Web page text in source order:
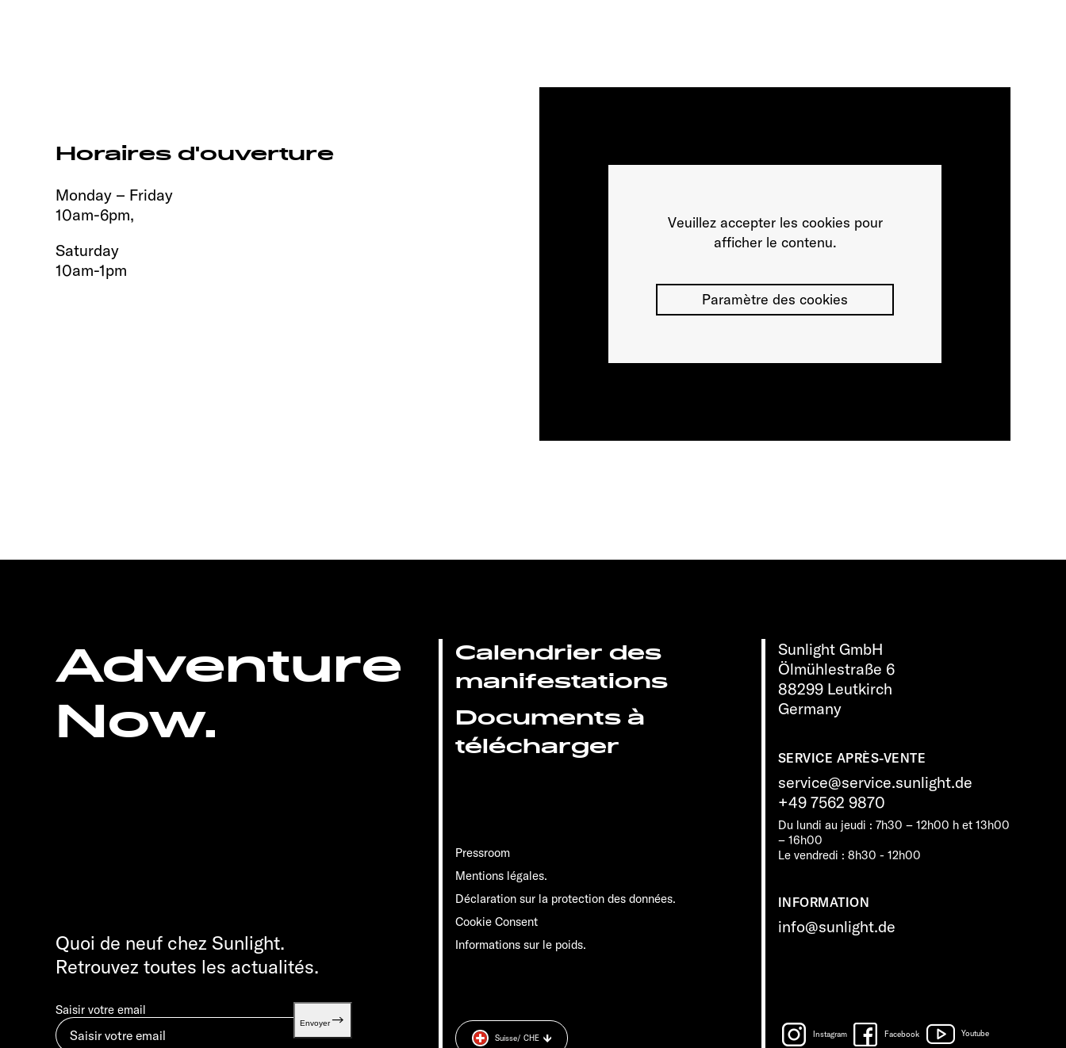
Horaires d'ouverture
Monday – Friday
10am-6pm,
Saturday
10am-1pm
Veuillez accepter les cookies pour
afficher le contenu.
Paramètre des cookies
Adventure
Now.
Sunlight GmbH
Ölmühlestraße 6
88299 Leutkirch
Germany
SERVICE APRÈS-VENTE
service@service.sunlight.de
+49 7562 9870
Du lundi au jeudi : 7h30 – 12h00 h et 13h00
– 16h00
Le vendredi : 8h30 - 12h00
INFORMATION
info@sunlight.de
Calendrier des
manifestations
Documents à
télécharger
Pressroom
Mentions légales.
Déclaration sur la protection des données.
Cookie Consent
Informations sur le poids.
Quoi de neuf chez Sunlight.
Retrouvez toutes les actualités.
Saisir votre email
Envoyer
Instagram Facebook Youtube
Suisse/ CHE